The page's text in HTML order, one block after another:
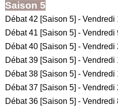
Saison 5
Débat 42 [Saison 5] - Vendredi
Débat 41 [Saison 5] - Vendredi
Débat 40 [Saison 5] - Vendredi
Débat 39 [Saison 5] - Vendredi
Débat 38 [Saison 5] - Vendredi
Débat 37 [Saison 5] -
Débat 36 [Saison 5] - Vendredi